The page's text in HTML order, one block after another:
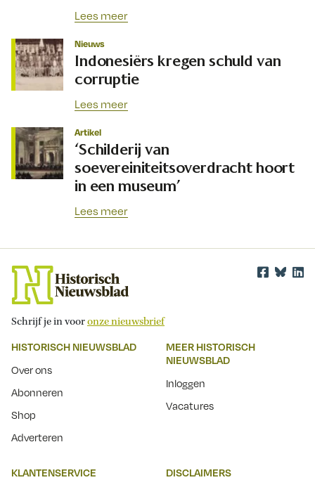
Lees meer
Nieuws
Indonesiërs kregen schuld van
corruptie
Lees meer
Artikel
‘Schilderij van
soevereiniteitsoverdracht hoort
in een museum’
Lees meer
Schrijf je in vooronze nieuwsbrief
HISTORISCH NIEUWSBLAD
Over ons
Abonneren
Shop
Adverteren
MEER HISTORISCH
NIEUWSBLAD
Inloggen
Vacatures
KLANTENSERVICE DISCLAIMERS